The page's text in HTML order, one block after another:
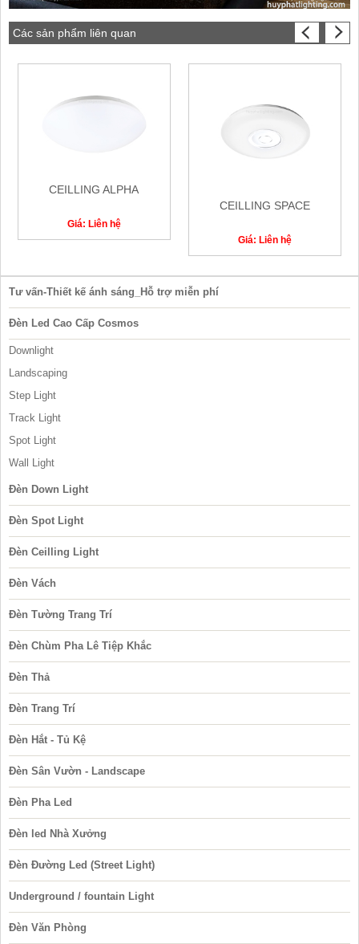
Các sản phẩm liên quan
CEILLING ALPHA
Giá: Liên hệ
CEILLING SPACE
Giá: Liên hệ
Tư vấn-Thiết kế ánh sáng_Hỗ trợ miễn phí
Đèn Led Cao Cấp Cosmos
Downlight
Landscaping
Step Light
Track Light
Spot Light
Wall Light
Đèn Down Light
Đèn Spot Light
Đèn Ceilling Light
Đèn Vách
Đèn Tường Trang Trí
Đèn Chùm Pha Lê Tiệp Khắc
Đèn Thả
Đèn Trang Trí
Đèn Hắt - Tủ Kệ
Đèn Sân Vườn - Landscape
Đèn Pha Led
Đèn led Nhà Xưởng
Đèn Đường Led (Street Light)
Underground / fountain Light
Đèn Văn Phòng